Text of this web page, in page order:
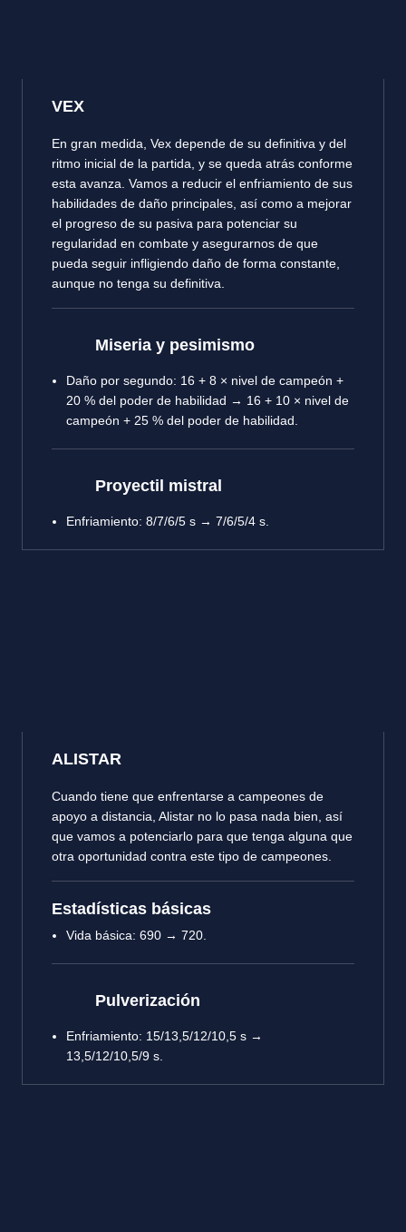
VEX
En gran medida, Vex depende de su definitiva y del
ritmo inicial de la partida, y se queda atrás conforme
esta avanza. Vamos a reducir el enfriamiento de sus
habilidades de daño principales, así como a mejorar
el progreso de su pasiva para potenciar su
regularidad en combate y asegurarnos de que
pueda seguir infligiendo daño de forma constante,
aunque no tenga su definitiva.
Miseria y pesimismo
Daño por segundo: 16 + 8 × nivel de campeón +
20 % del poder de habilidad → 16 + 10 × nivel de
campeón + 25 % del poder de habilidad.
Proyectil mistral
Enfriamiento: 8/7/6/5 s → 7/6/5/4 s.
ALISTAR
Cuando tiene que enfrentarse a campeones de
apoyo a distancia, Alistar no lo pasa nada bien, así
que vamos a potenciarlo para que tenga alguna que
otra oportunidad contra este tipo de campeones.
Estadísticas básicas
Vida básica: 690 → 720.
Pulverización
Enfriamiento: 15/13,5/12/10,5 s →
13,5/12/10,5/9 s.